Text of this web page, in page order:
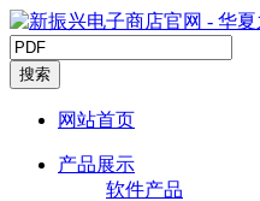
搜索
网站首页
产品展示
软件产品